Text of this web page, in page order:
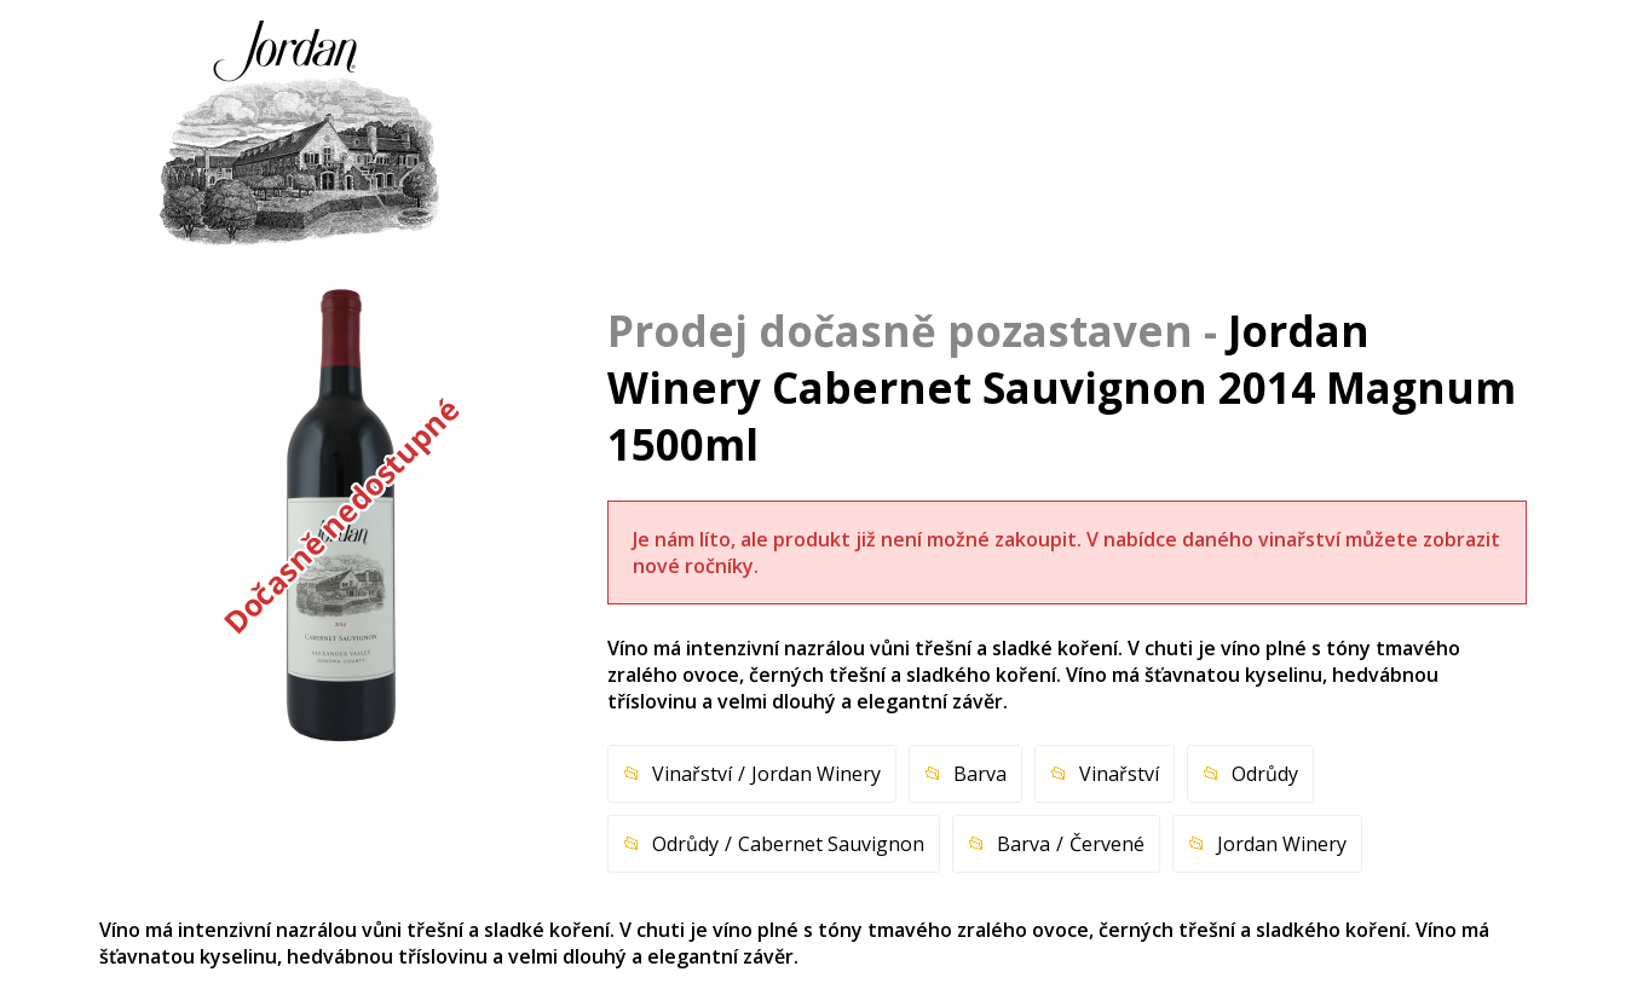
Dočasně nedostupné
Jordan
Winery Cabernet Sauvignon 2014 Magnum
1500ml
Je nám líto, ale produkt již není možné zakoupit. V nabídce daného vinařství můžete zobrazit
nové ročníky.
Víno má intenzivní nazrálou vůni třešní a sladké koření. V chuti je víno plné s tóny tmavého
zralého ovoce, černých třešní a sladkého koření. Víno má šťavnatou kyselinu, hedvábnou
tříslovinu a velmi dlouhý a elegantní závěr.
Vinařství Jordan Winery Barva Vinařství Odrůdy
Odrůdy Cabernet Sauvignon Barva Červené Jordan Winery
Víno má intenzivní nazrálou vůni třešní a sladké koření. V chuti je víno plné s tóny tmavého zralého ovoce, černých třešní a sladkého koření. Víno má
šťavnatou kyselinu, hedvábnou tříslovinu a velmi dlouhý a elegantní závěr.